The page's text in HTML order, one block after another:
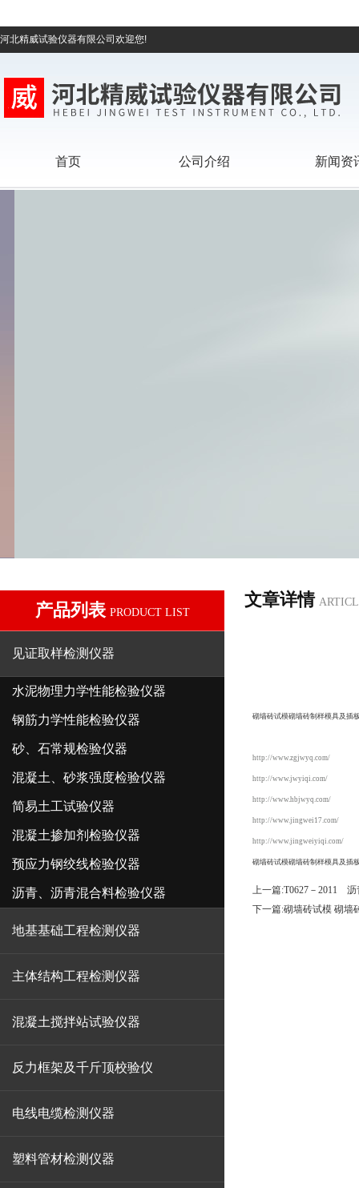
河北精威试验仪器有限公司欢迎您!
首页 公司介绍 新闻资
文章详情
砌墙砖试模砌墙砖制样模具及插
http://www.zgjwyq.com/
http://www.jwyiqi.com/
http://www.hbjwyq.com/
http://www.jingwei17.com/
http://www.jingweiyiqi.com/
砌墙砖试模砌墙砖制样模具及插
上一篇:T0627－2011 沥
下一篇:砌墙砖试模 砌墙
产品列表 PRODUCT LIST
见证取样检测仪器
水泥物理力学性能检验仪器
钢筋力学性能检验仪器
砂、石常规检验仪器
混凝土、砂浆强度检验仪器
简易土工试验仪器
混凝土掺加剂检验仪器
预应力钢绞线检验仪器
沥青、沥青混合料检验仪器
地基基础工程检测仪器
主体结构工程检测仪器
混凝土搅拌站试验仪器
反力框架及千斤顶校验仪
电线电缆检测仪器
塑料管材检测仪器